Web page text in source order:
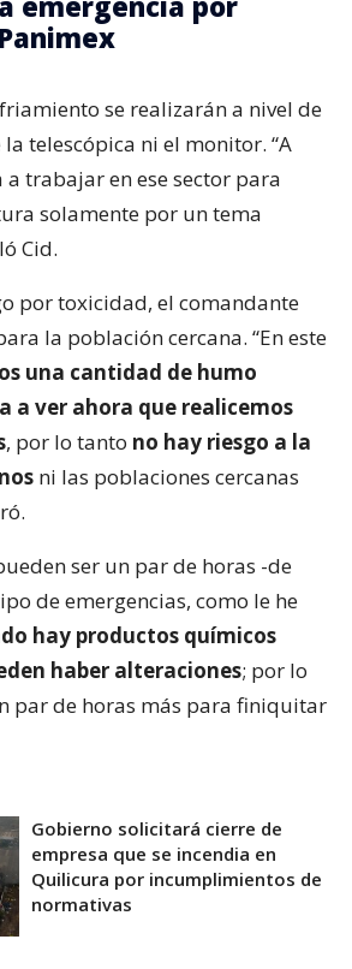
se realizarán a nivel de
telescópica ni el monitor. “A
a trabajar en ese sector para
solamente por un tema
Cid.
por toxicidad, el comandante
la población cercana. “En este
una cantidad de humo
a ver ahora que realicemos
, por lo tanto no hay riesgo a la
ni las poblaciones cercanas
ser un par de horas -de
de emergencias, como le he
hay productos químicos
haber alteraciones; por lo
par de horas más para finiquitar
Gobierno solicitará cierre de
empresa que se incendia en
Quilicura por incumplimientos de
normativas